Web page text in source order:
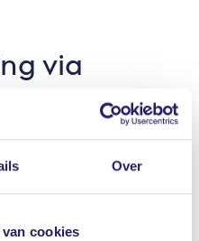
Over
cookies
via
bereikbaar.